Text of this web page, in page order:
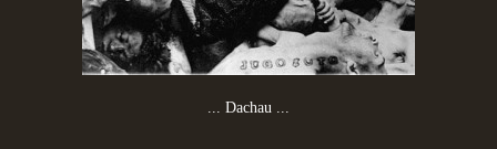
... Dachau ...